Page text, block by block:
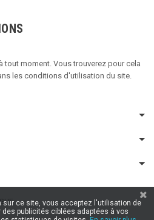
tout moment. Vous trouverez pour cela
les conditions d'utilisation du site.
sur ce site, vous acceptez l'utilisation de
des publicités ciblées adaptées à vos